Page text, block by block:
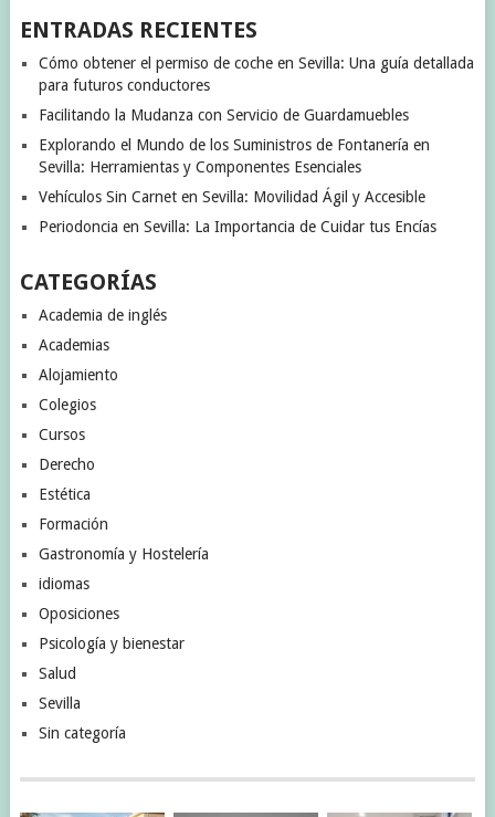
ENTRADAS RECIENTES
Cómo obtener el permiso de coche en Sevilla: Una guía detallada
para futuros conductores
Facilitando la Mudanza con Servicio de Guardamuebles
Explorando el Mundo de los Suministros de Fontanería en
Sevilla: Herramientas y Componentes Esenciales
Vehículos Sin Carnet en Sevilla: Movilidad Ágil y Accesible
Periodoncia en Sevilla: La Importancia de Cuidar tus Encías
CATEGORÍAS
Academia de inglés
Academias
Alojamiento
Colegios
Cursos
Derecho
Estética
Formación
Gastronomía y Hostelería
idiomas
Oposiciones
Psicología y bienestar
Salud
Sevilla
Sin categoría